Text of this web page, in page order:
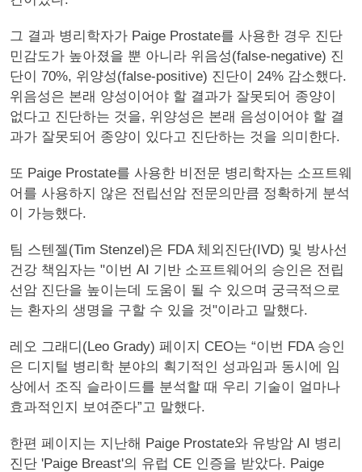
그 결과 병리학자가 Paige Prostate를 사용한 경우 진단
민감도가 높아졌을 뿐 아니라 위음성(false-negative) 진
단이 70%, 위양성(false-positive) 진단이 24% 감소했다.
위음성은 본래 양성이어야 할 결과가 잘못되어 종양이
없다고 진단하는 것을, 위양성은 본래 음성이어야 할 결
과가 잘못되어 종양이 있다고 진단하는 것을 의미한다.
또 Paige Prostate를 사용한 비전문 병리학자는 소프트웨
어를 사용하지 않은 전립선암 전문의만큼 정확하게 분석
이 가능했다.
팀 스텐젤(Tim Stenzel)은 FDA 체외진단(IVD) 및 방사선
건강 책임자는 "이번 AI 기반 소프트웨어의 승인은 전립
선암 진단을 높이는데 도움이 될 수 있으며 궁극적으로
는 환자의 생명을 구할 수 있을 것"이라고 말했다.
레오 그래디(Leo Grady) 페이지 CEO는 “이번 FDA 승인
은 디지털 병리학 분야의 획기적인 성과임과 동시에 임
상에서 조직 슬라이드를 분석할 때 우리 기술이 얼마나
효과적인지 보여준다”고 말했다.
한편 페이지는 지난해 Paige Prostate와 유방암 AI 병리
진단 'Paige Breast'의 유럽 CE 인증을 받았다. Paige